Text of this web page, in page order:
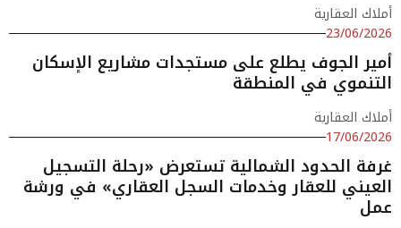
أملاك العقارية
23/06/2026
أمير الجوف يطلع على مستجدات مشاريع الإسكان
التنموي في المنطقة
أملاك العقارية
17/06/2026
غرفة الحدود الشمالية تستعرض «رحلة التسجيل
العيني للعقار وخدمات السجل العقاري» في ورشة
عمل